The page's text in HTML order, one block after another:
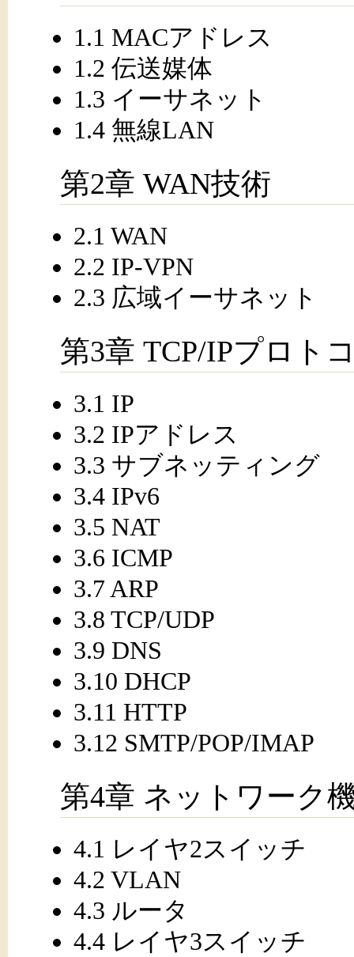
1.1 MACアドレス
1.2 伝送媒体
1.3 イーサネット
1.4 無線LAN
第2章 WAN技術
2.1 WAN
2.2 IP-VPN
2.3 広域イーサネット
第3章 TCP/IPプロト
3.1 IP
3.2 IPアドレス
3.3 サブネッティング
3.4 IPv6
3.5 NAT
3.6 ICMP
3.7 ARP
3.8 TCP/UDP
3.9 DNS
3.10 DHCP
3.11 HTTP
3.12 SMTP/POP/IMAP
第4章 ネットワーク
4.1 レイヤ2スイッチ
4.2 VLAN
4.3 ルータ
4.4 レイヤ3スイッチ